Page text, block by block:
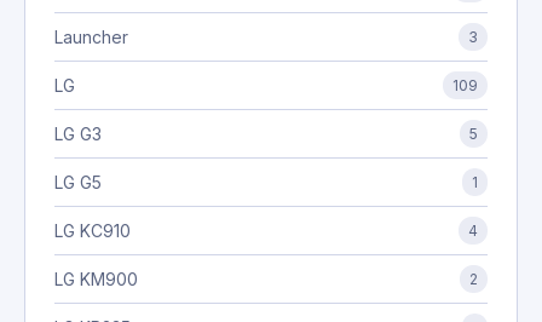
Launcher 3
LG 109
LG G3 5
LG G5 1
LG KC910 4
LG KM900 2